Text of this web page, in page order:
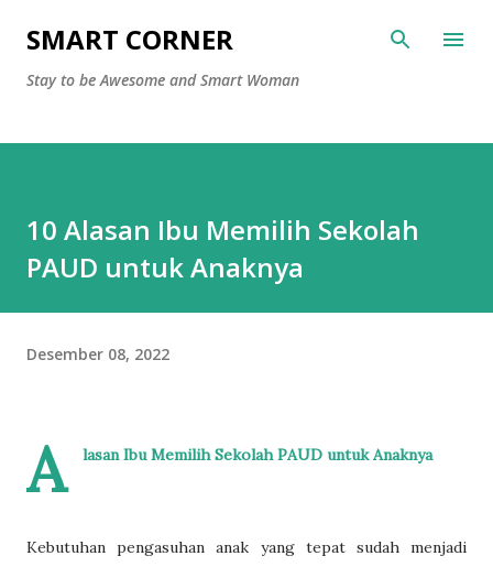
Langsung ke konten utama
SMART CORNER
Stay to be Awesome and Smart Woman
10 Alasan Ibu Memilih Sekolah
PAUD untuk Anaknya
Desember 08, 2022
A lasan Ibu Memilih Sekolah PAUD untuk Anaknya
Kebutuhan pengasuhan anak yang tepat sudah menjadi